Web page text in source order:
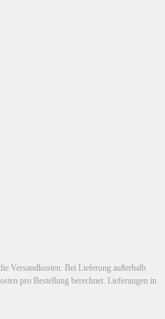
Versandkosten. Bei Lieferung außerhalb
pro Bestellung berechnet. Lieferungen in